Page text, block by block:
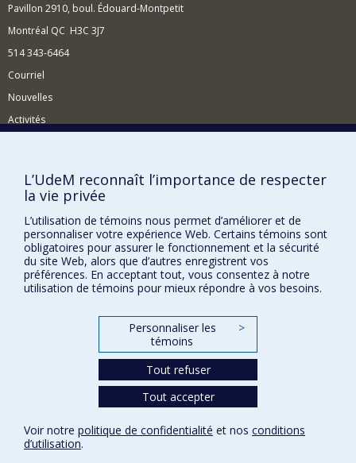
Pavillon 2910, boul. Édouard-Montpetit
Montréal QC H3C 3J7
514 343-6464
Courriel
Nouvelles
Activités
BESOIN D'AIDE?
Plan du site
Signaler une erreur
Accessibilité
FACULTÉ DES ARTS ET DES SCIENCES
Paramètres des témoins
L’UdeM reconnaît l’importance de respecter
la vie privée
L’utilisation de témoins nous permet d’améliorer et de
personnaliser votre expérience Web. Certains témoins sont
obligatoires pour assurer le fonctionnement et la sécurité
du site Web, alors que d’autres enregistrent vos
préférences. En acceptant tout, vous consentez à notre
utilisation de témoins pour mieux répondre à vos besoins.
Personnaliser les
témoins
>
Tout refuser
Tout accepter
Voir notre politique de confidentialité et nos conditions
d’utilisation.